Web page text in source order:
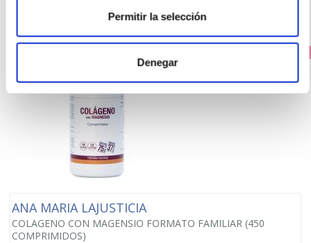
Permitir la selección
Denegar
ANA MARIA LAJUSTICIA
COLAGENO CON MAGENSIO FORMATO FAMILIAR (450
COMPRIMIDOS)